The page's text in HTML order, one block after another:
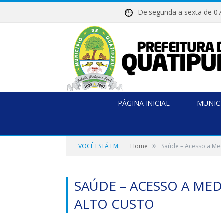
De segunda a sexta
PÁGINA INICIAL
VOCÊ ESTÁ EM: Home » Saúde – Acesso a
SAÚDE – ACESSO A
ALTO CUSTO